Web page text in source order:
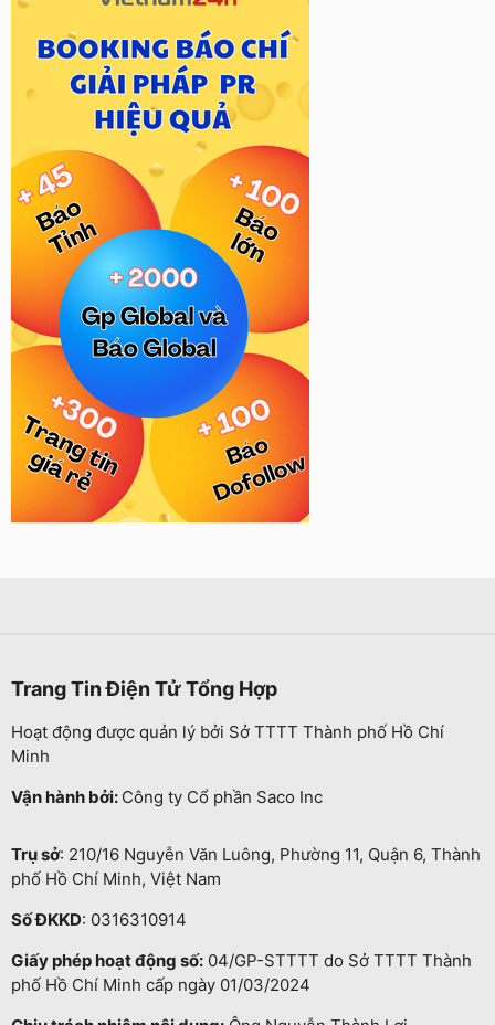
Trang Tin Điện Tử Tổng Hợp
Hoạt động được quản lý bởi Sở TTTT Thành phố Hồ Chí
Minh
Vận hành bởi: Công ty Cổ phần Saco Inc
Trụ sở: 210/16 Nguyễn Văn Luông, Phường 11, Quận 6, Thành
phố Hồ Chí Minh, Việt Nam
Số ĐKKD: 0316310914
Giấy phép hoạt động số: 04/GP-STTTT do Sở TTTT Thành
phố Hồ Chí Minh cấp ngày 01/03/2024